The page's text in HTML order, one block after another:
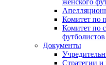
женского
Комитет по
Комитет по
футболистов
Документы
Стратегии